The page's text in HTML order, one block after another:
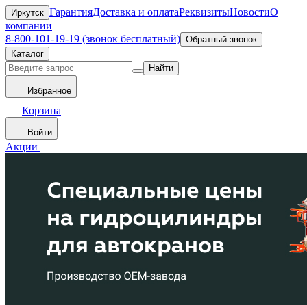
Иркутск ГарантияДоставка и оплатаРеквизитыНовостиО
компании
8-800-101-19-19 (звонок бесплатный) Обратный звонок
Каталог
Найти
Избранное
Корзина
Войти
Акции